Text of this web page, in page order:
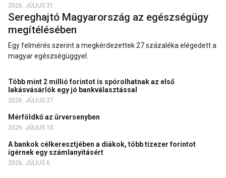
2026. JÚLIUS 31.
Sereghajtó Magyarország az egészségügy
megítélésében
Egy felmérés szerint a megkérdezettek 27 százaléka elégedett a
magyar egészségüggyel.
Több mint 2 millió forintot is spórolhatnak az első
lakásvásárlók egy jó bankválasztással
2026. JÚLIUS 27.
Mérföldkő az űrversenyben
2026. JÚLIUS 10.
A bankok célkeresztjében a diákok, több tízezer forintot
ígérnek egy számlanyitásért
2026. JÚLIUS 6.